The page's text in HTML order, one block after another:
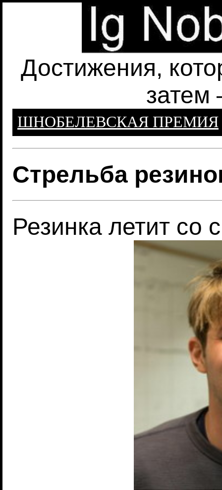
Достижения,
затем
ШНОБЕЛЕВСКАЯ ПРЕМИЯ
Стрельба
Резинка летит со